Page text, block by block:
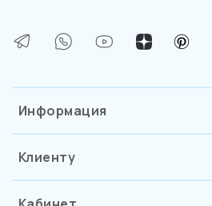
Информация
Клиенту